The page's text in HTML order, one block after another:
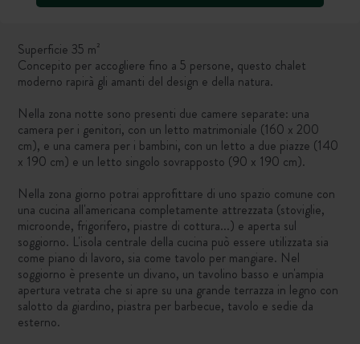
Superficie 35 m²
Concepito per accogliere fino a 5 persone, questo chalet
moderno rapirà gli amanti del design e della natura.
Nella zona notte sono presenti due camere separate: una
camera per i genitori, con un letto matrimoniale (160 x 200
cm), e una camera per i bambini, con un letto a due piazze (140
x 190 cm) e un letto singolo sovrapposto (90 x 190 cm).
Nella zona giorno potrai approfittare di uno spazio comune con
una cucina all'americana completamente attrezzata (stoviglie,
microonde, frigorifero, piastre di cottura...) e aperta sul
soggiorno. L'isola centrale della cucina può essere utilizzata sia
come piano di lavoro, sia come tavolo per mangiare. Nel
soggiorno è presente un divano, un tavolino basso e un'ampia
apertura vetrata che si apre su una grande terrazza in legno con
salotto da giardino, piastra per barbecue, tavolo e sedie da
esterno.